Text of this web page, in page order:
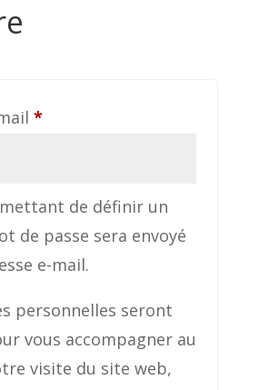
*Obligatoire
de définir un
de passe sera envoyé
e-mail.
personnelles seront
vous accompagner au
visite du site web,